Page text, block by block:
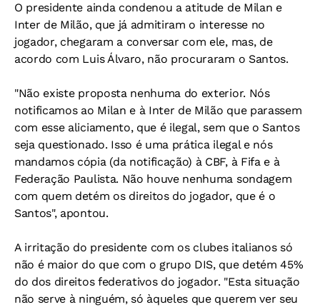
O presidente ainda condenou a atitude de Milan e
Inter de Milão, que já admitiram o interesse no
jogador, chegaram a conversar com ele, mas, de
acordo com Luis Álvaro, não procuraram o Santos.
"Não existe proposta nenhuma do exterior. Nós
notificamos ao Milan e à Inter de Milão que parassem
com esse aliciamento, que é ilegal, sem que o Santos
seja questionado. Isso é uma prática ilegal e nós
mandamos cópia (da notificação) à CBF, à Fifa e à
Federação Paulista. Não houve nenhuma sondagem
com quem detém os direitos do jogador, que é o
Santos", apontou.
A irritação do presidente com os clubes italianos só
não é maior do que com o grupo DIS, que detém 45%
do dos direitos federativos do jogador. "Esta situação
não serve à ninguém, só àqueles que querem ver seu